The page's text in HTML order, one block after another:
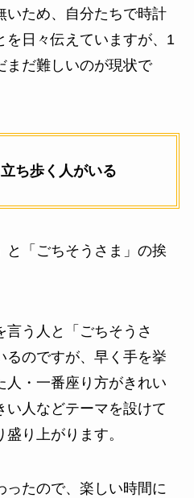
いため、自分たちで時計
を日々伝えていますが、1
まだ難しいのが現状で
ち歩く人がいる
と「ごちそうさま」の挨
う人と「ごちそうさ
るのですが、早く手を挙
人・一番座り方がきれい
い人などテーマを設けて
り上がります。
ったので、楽しい時間に